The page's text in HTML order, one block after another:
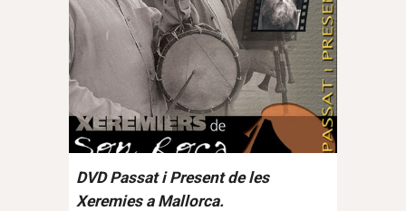
DVD Passat i Present de les
Xeremies a Mallorca.